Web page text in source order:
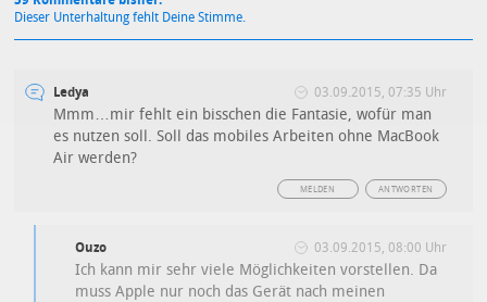
Dieser Unterhaltung fehlt Deine Stimme.
Ledya 03.09.2015, 07:35 Uhr
Mmm…mir fehlt ein bisschen die Fantasie, wofür man
es nutzen soll. Soll das mobiles Arbeiten ohne MacBook
Air werden?
ANTWORTEN
MELDEN
Ouzo 03.09.2015, 08:00 Uhr
Ich kann mir sehr viele Möglichkeiten vorstellen. Da
muss Apple nur noch das Gerät nach meinen